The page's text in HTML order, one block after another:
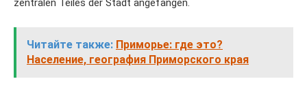
zentralen Teiles der Stadt angefangen.
Читайте также: Приморье: где это?
Население, география Приморского края